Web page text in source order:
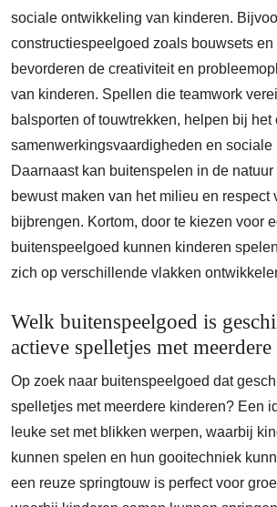
sociale ontwikkeling van kinderen.
constructiespeelgoed zoals bouwsets en
bevorderen de creativiteit en
van kinderen. Spellen die teamwork
balsporten of touwtrekken, helpen bij
samenwerkingsvaardigheden en sociale
Daarnaast kan buitenspelen in de
bewust maken van het milieu en respect
bijbrengen. Kortom, door te kiezen voor
buitenspeelgoed kunnen kinderen
zich op verschillende vlakken
Welk buitenspeelgoed is
actieve spelletjes met
Op zoek naar buitenspeelgoed dat
spelletjes met meerdere kinderen? Een
leuke set met blikken werpen, waarbij
kunnen spelen en hun gooitechniek
een reuze springtouw is perfect voor